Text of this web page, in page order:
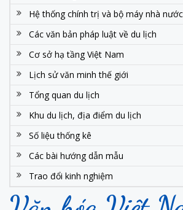
Hệ thống chính trị và bộ máy nhà
Các văn bản pháp luật về du lịch
Cơ sở hạ tầng Việt Nam
Lịch sử văn minh thế giới
Tổng quan du lịch
Khu du lịch, địa điểm du lịch
Số liệu thống kê
Các bài hướng dẫn mẫu
Trao đổi kinh nghiệm